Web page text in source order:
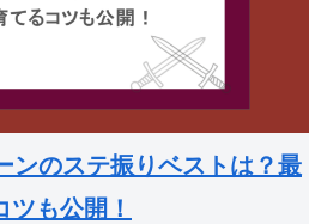
ンのステ振りベストは？最
も公開！